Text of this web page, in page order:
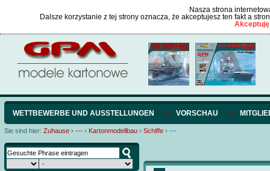
Nasza strona
Dalsze korzystanie z tej strony oznacza, że akceptujesz ten fakt a
WETTBEWERBE UND AUSSTELLUNGEN VORSCHAU
Sie sind hier: Zuhause › --- › Kartonmodellbau › Schiffe › ---